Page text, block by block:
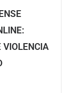
VIOLENCIA